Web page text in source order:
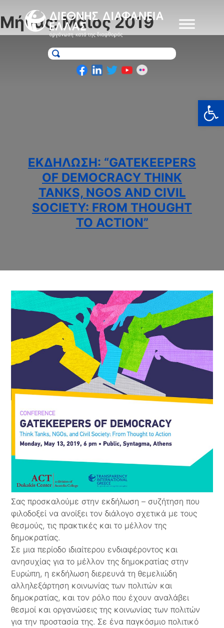
to
content
Μήνας:Μάιος 2019
ΕΚΔΉΛΩΣΗ: “GATEKEEPERS
OF DEMOCRACY THINK
TANKS, NGOS AND CIVIL
SOCIETY: FROM THOUGHT
TO ACTION”
Σας προσκαλούμε στην εκδήλωση – συζήτηση που
φιλοδοξεί να ανοίξει τον διάλογο σχετικά με τους
θεσμούς, τις πρακτικές και το μέλλον της
δημοκρατίας.
Σε μια περίοδο ιδιαίτερου ενδιαφέροντος και
ανησυχίας για το μέλλον της δημοκρατίας στην
Ευρώπη, η εκδήλωση διερευνά τη θεμελιώδη
αλληλεξάρτηση κοινωνίας των πολιτών και
δημοκρατίας, και τον ρόλο που έχουν αναλάβει
θεσμοί και οργανώσεις της κοινωνίας των πολιτών
για την προστασία της. Σε ένα παγκόσμιο πολιτικό